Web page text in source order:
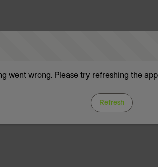
went wrong. Please try refreshing the app
Refresh